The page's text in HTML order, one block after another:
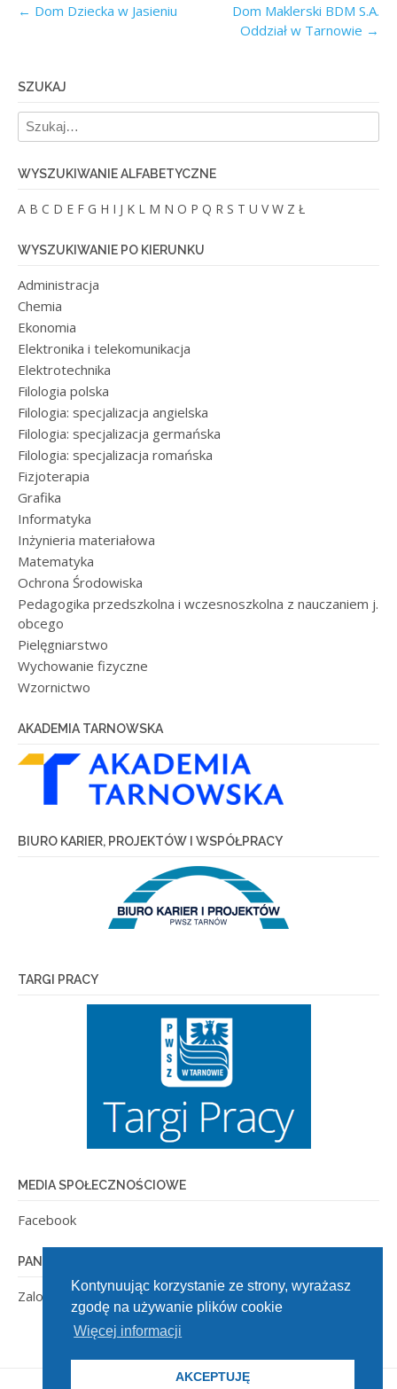
Post
← Dom Dziecka w Jasieniu
Dom Maklerski BDM S.A.
Oddział w Tarnowie →
SZUKAJ
WYSZUKIWANIE ALFABETYCZNE
A B C D E F G H I J K L M N O P Q R S T U V W Z Ł
WYSZUKIWANIE PO KIERUNKU
Administracja
Chemia
Ekonomia
Elektronika i telekomunikacja
Elektrotechnika
Filologia polska
Filologia: specjalizacja angielska
Filologia: specjalizacja germańska
Filologia: specjalizacja romańska
Fizjoterapia
Grafika
Informatyka
Inżynieria materiałowa
Matematyka
Ochrona Środowiska
Pedagogika przedszkolna i wczesnoszkolna z nauczaniem j.
obcego
Pielęgniarstwo
Wychowanie fizyczne
Wzornictwo
AKADEMIA TARNOWSKA
BIURO KARIER, PROJEKTÓW I WSPÓŁPRACY
TARGI PRACY
MEDIA SPOŁECZNOŚCIOWE
Facebook
PANEL ADMINISTRACYJNY
Zaloguj się
Kontynuując korzystanie ze strony, wyrażasz
zgodę na używanie plików cookie
Więcej informacji
AKCEPTUJĘ